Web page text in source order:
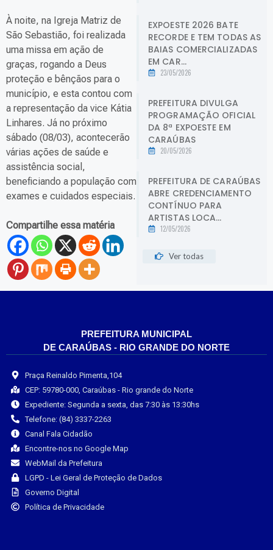
À noite, na Igreja Matriz de
São Sebastião, foi realizada
uma missa em ação de
graças, rogando a Deus
proteção e bênçãos para o
município, e esta contou com
a representação da vice Kátia
Linhares. Já no próximo
sábado (08/03), acontecerão
várias ações de saúde e
assistência social,
beneficiando a população com
exames e cuidados especiais.
Compartilhe essa matéria
EXPOESTE 2026 BATE
RECORDE E TEM TODAS AS
BAIAS COMERCIALIZADAS
EM CAR...
23/05/2026
PREFEITURA DIVULGA
PROGRAMAÇÃO OFICIAL
DA 8ª EXPOESTE EM
CARAÚBAS
20/05/2026
PREFEITURA DE CARAÚBAS
ABRE CREDENCIAMENTO
CONTÍNUO PARA
ARTISTAS LOCA...
12/05/2026
Ver todas
PREFEITURA MUNICIPAL
DE CARAÚBAS - RIO GRANDE DO NORTE
Praça Reinaldo Pimenta,104
CEP: 59780-000, Caraúbas - Rio grande do Norte
Expediente: Segunda a sexta, das 7:30 às 13:30hs
Telefone: (84) 3337-2263
Canal Fala Cidadão
Encontre-nos no Google Map
WebMail da Prefeitura
LGPD - Lei Geral de Proteção de Dados
Governo Digital
Política de Privacidade